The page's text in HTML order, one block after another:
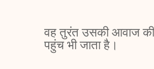
वह तुरंत उसकी आवाज
पहुंच भी जाता है।